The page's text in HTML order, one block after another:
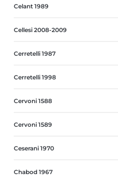
Celant 1989
Cellesi 2008-2009
Cerretelli 1987
Cerretelli 1998
Cervoni 1588
Cervoni 1589
Ceserani 1970
Chabod 1967